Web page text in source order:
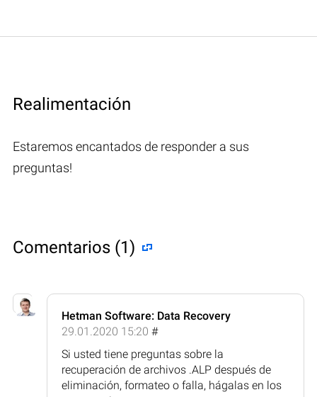
Realimentación
Estaremos encantados de responder a sus
preguntas!
Comentarios (1)
Hetman Software: Data Recovery
29.01.2020 15:20 #
Si usted tiene preguntas sobre la
recuperación de archivos .ALP después de
eliminación, formateo o falla, hágalas en los